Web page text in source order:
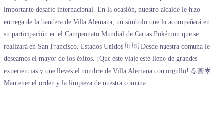
Mantener el orden y la limpieza de nuestra comuna